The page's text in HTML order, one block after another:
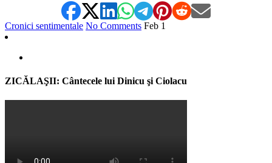
Cronici sentimentale No Comments Feb 1
ZICĂLAŞII: Cântecele lui Dinicu şi Ciolacu